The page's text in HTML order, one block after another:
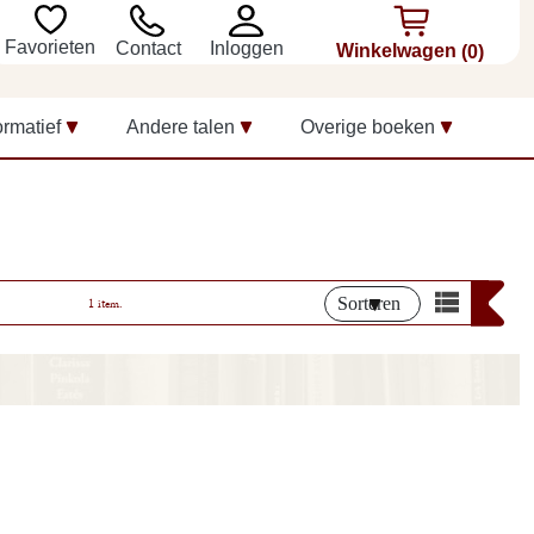
Favorieten Contact Inloggen Winkelwagen (0)
Andere talen Overige boeken
1 item. Sorteren